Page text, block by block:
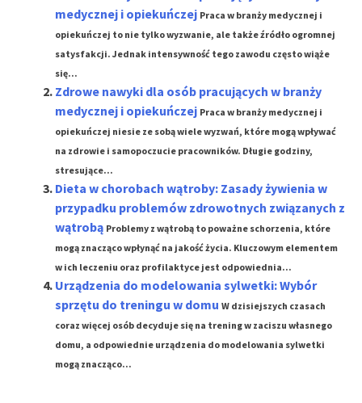
medycznej i opiekuńczej Praca w branży medycznej i
opiekuńczej to nie tylko wyzwanie, ale także źródło ogromnej
satysfakcji. Jednak intensywność tego zawodu często wiąże
się...
Zdrowe nawyki dla osób pracujących w branży
medycznej i opiekuńczej Praca w branży medycznej i
opiekuńczej niesie ze sobą wiele wyzwań, które mogą wpływać
na zdrowie i samopoczucie pracowników. Długie godziny,
stresujące...
Dieta w chorobach wątroby: Zasady żywienia w
przypadku problemów zdrowotnych związanych z
wątrobą Problemy z wątrobą to poważne schorzenia, które
mogą znacząco wpłynąć na jakość życia. Kluczowym elementem
w ich leczeniu oraz profilaktyce jest odpowiednia...
Urządzenia do modelowania sylwetki: Wybór
sprzętu do treningu w domu W dzisiejszych czasach
coraz więcej osób decyduje się na trening w zaciszu własnego
domu, a odpowiednie urządzenia do modelowania sylwetki
mogą znacząco...